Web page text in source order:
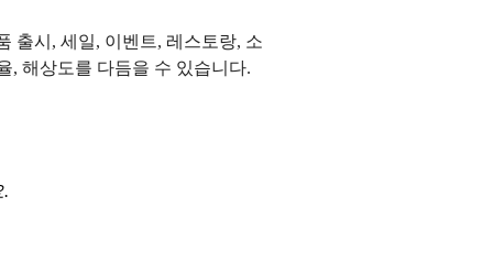
출시, 세일, 이벤트, 레스토랑, 소
, 해상도를 다듬을 수 있습니다.
.